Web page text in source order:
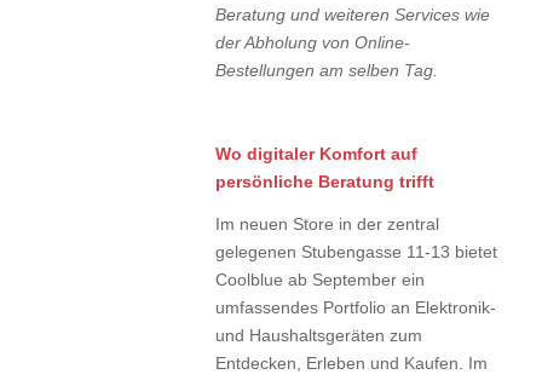
Beratung und weiteren Services wie
der Abholung von Online-
Bestellungen am selben Tag.
Wo digitaler Komfort auf
persönliche Beratung trifft
Im neuen Store in der zentral
gelegenen Stubengasse 11-13 bietet
Coolblue ab September ein
umfassendes Portfolio an Elektronik-
und Haushaltsgeräten zum
Entdecken, Erleben und Kaufen. Im